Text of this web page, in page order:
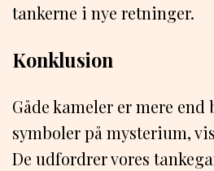
tankerne i nye retninger.
Konklusion
Gåde kameler er mere end
symboler på mysterium,
De udfordrer vores